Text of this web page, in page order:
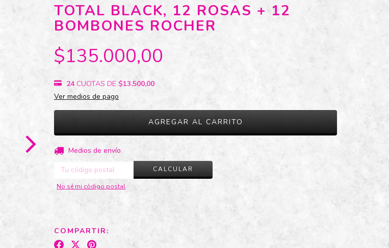
TOTAL BLACK, 12 ROSAS + 12
BOMBONES ROCHER
$135.000,00
24 CUOTAS DE $13.500,00
Ver medios de pago
Entregas para el CP:
Medios de envío
CALCULAR
No sé mi código postal
COMPARTIR: